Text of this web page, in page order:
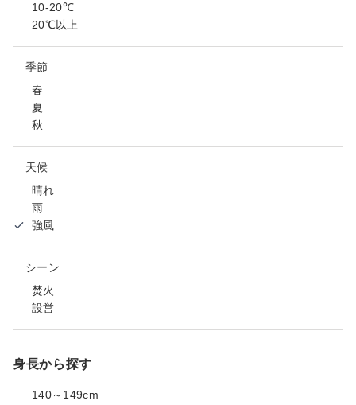
10-20℃
20℃以上
季節
春
夏
秋
天候
晴れ
雨
強風
シーン
焚火
設営
身長から探す
140～149cm